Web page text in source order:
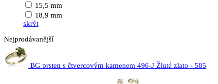
15,5 mm
18,9 mm
skrýt
Nejprodávanější
BG prsten s čtvercovým kamenem 496-J Žluté zlato - 585